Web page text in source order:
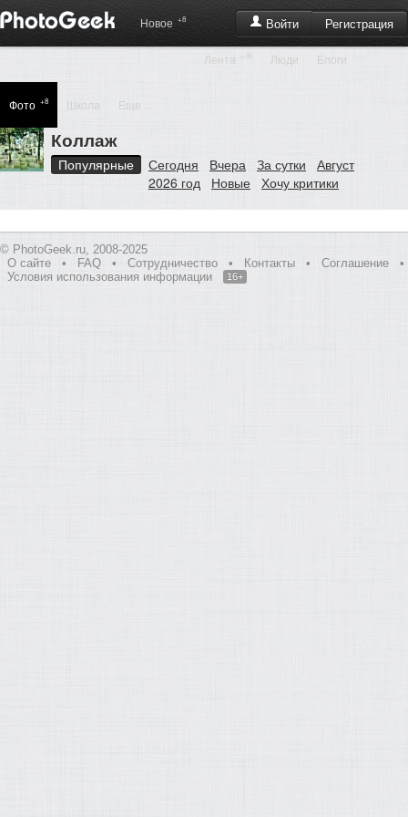
Войти Регистрация
Новое +8
Лента Люди Блоги
Фото +8 Школа Еще ...
Коллаж
Популярные Сегодня Вчера За сутки
Август
2026 год
Новые Хочу критики
© PhotoGeek.ru, 2008-2025
О сайте
• FAQ • Сотрудничество • Контакты • Соглашение
•
Условия использования информации
16+